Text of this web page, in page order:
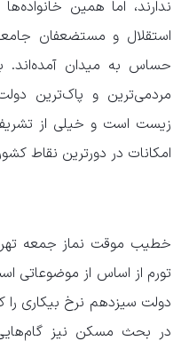
ندارند، اما همین
استقلال و مستضعفان
حساس به میدان آمده‌اند.
مردمی‌ترین و پاک‌ترین
زیست است و خیلی از
امکانات در دورترین نقاط
خطیب موقت نماز جمعه
تورم از اساس از موضوعاتی
دولت سیزدهم نرخ بیکاری
در بحث مسکن نیز